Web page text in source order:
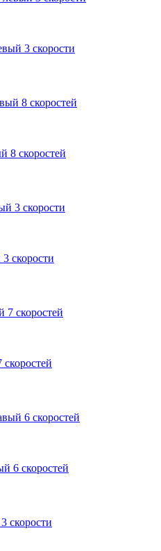
3 скорости
8 скоростей
скорости
6 скоростей